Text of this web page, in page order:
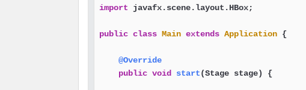
import javafx.scene.layout.HBox;
public class Main extends Application {
@Override
public void start(Stage stage) {